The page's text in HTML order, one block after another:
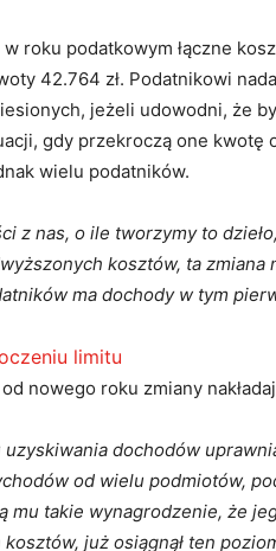
w roku podatkowym łączne
42.764 zł. Podatnikowi
jeżeli udowodni, że
gdy przekroczą one kwotę
wielu podatników.
z nas, o ile tworzymy to
kosztów, ta
ma dochody w tym
limitu
nowego roku zmiany
uzyskiwania dochodów
od wielu podmiotów,
mu takie wynagrodzenie, że
już osiągnął ten